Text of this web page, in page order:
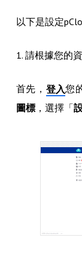
以下是設定
1. 請根據您的
首先， 登入您
圖標，選擇「